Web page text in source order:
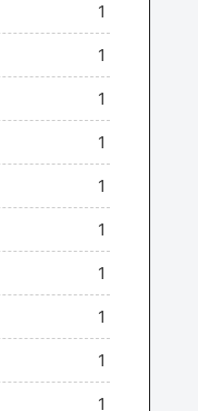
1
1
1
1
1
1
1
1
1
1